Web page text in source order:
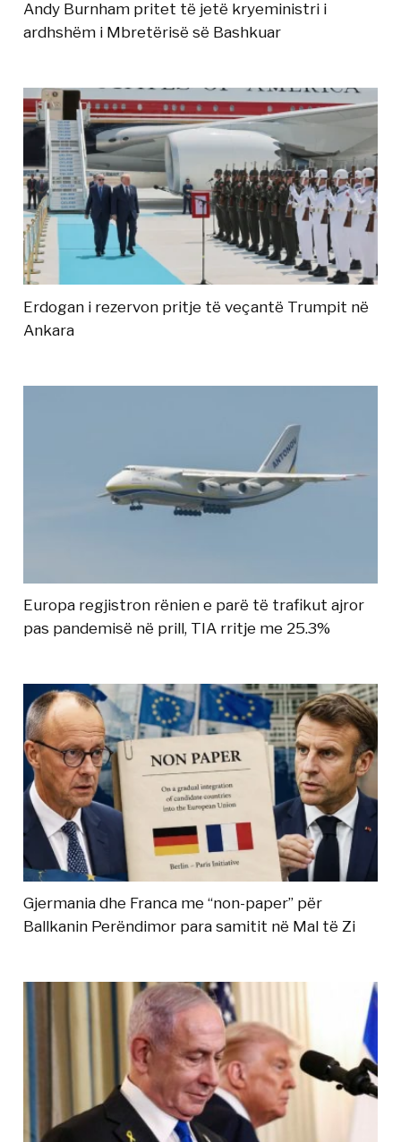
Andy Burnham pritet të jetë kryeministri i
ardhshëm i Mbretërisë së Bashkuar
Erdogan i rezervon pritje të veçantë Trumpit në
Ankara
Europa regjistron rënien e parë të trafikut ajror
pas pandemisë në prill, TIA rritje me 25.3%
Gjermania dhe Franca me “non-paper” për
Ballkanin Perëndimor para samitit në Mal të Zi